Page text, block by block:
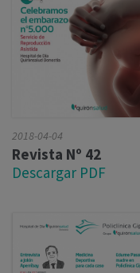
2018-04-04
Revista Nº 42
Descargar PDF